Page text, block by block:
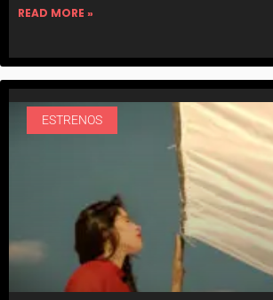
READ MORE »
ESTRENOS